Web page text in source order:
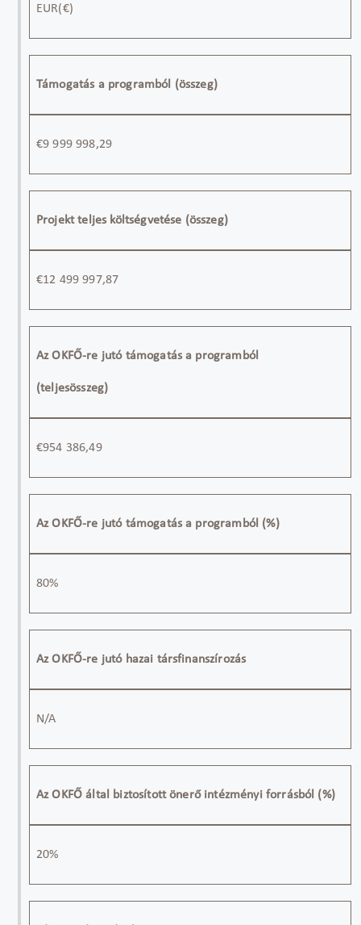
EUR(€)
Támogatás a programból (összeg)
€9 999 998,29
Projekt teljes költségvetése (összeg)
€12 499 997,87
Az OKFŐ-re jutó támogatás a programból
(teljesösszeg)
€954 386,49
Az OKFŐ-re jutó támogatás a programból (%)
80%
Az OKFŐ-re jutó hazai társfinanszírozás
N/A
Az OKFŐ által biztosított önerő intézményi forrásból (%)
20%